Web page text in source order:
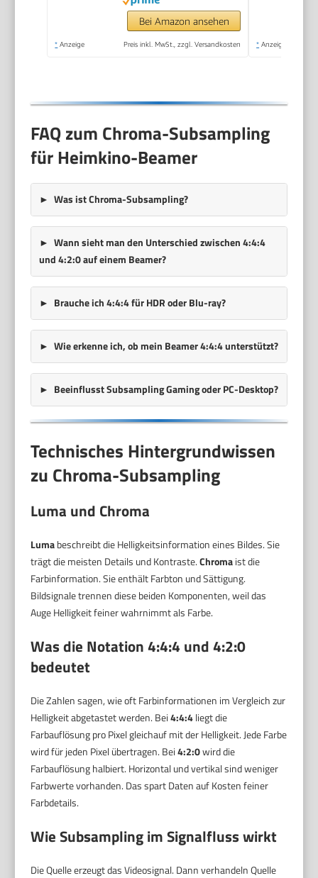
Bei Amazon ansehen
* Anzeige Preis inkl. MwSt., zzgl. Versandkosten * Anzeige
FAQ zum Chroma-Subsampling
für Heimkino-Beamer
Was ist Chroma-Subsampling?
Wann sieht man den Unterschied zwischen 4:4:4
und 4:2:0 auf einem Beamer?
Brauche ich 4:4:4 für HDR oder Blu-ray?
Wie erkenne ich, ob mein Beamer 4:4:4 unterstützt?
Beeinflusst Subsampling Gaming oder PC-Desktop?
Technisches Hintergrundwissen
zu Chroma-Subsampling
Luma und Chroma
Lumabeschreibt die Helligkeitsinformation eines Bildes. Sie
trägt die meisten Details und Kontraste.Chromaist die
Farbinformation. Sie enthält Farbton und Sättigung.
Bildsignale trennen diese beiden Komponenten, weil das
Auge Helligkeit feiner wahrnimmt als Farbe.
Was die Notation 4:4:4 und 4:2:0
bedeutet
Die Zahlen sagen, wie oft Farbinformationen im Vergleich zur
Helligkeit abgetastet werden. Bei4:4:4liegt die
Farbauflösung pro Pixel gleichauf mit der Helligkeit. Jede Farbe
wird für jeden Pixel übertragen. Bei4:2:0wird die
Farbauflösung halbiert. Horizontal und vertikal sind weniger
Farbwerte vorhanden. Das spart Daten auf Kosten feiner
Farbdetails.
Wie Subsampling im Signalfluss wirkt
Die Quelle erzeugt das Videosignal. Dann verhandeln Quelle